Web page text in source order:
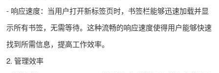
- 响应速度：当用户打开新标签页时，书签栏能够迅速加载并显
示所有书签，无需等待。这种流畅的响应速度使得用户能够快速
找到所需信息，提高工作效率。
2. 管理效率